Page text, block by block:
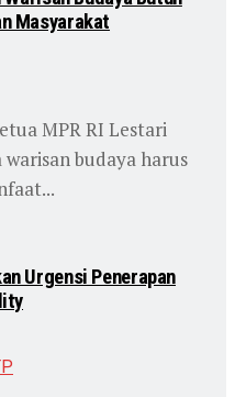
Masyarakat
MPR RI Lestari
budaya harus
Urgensi Penerapan